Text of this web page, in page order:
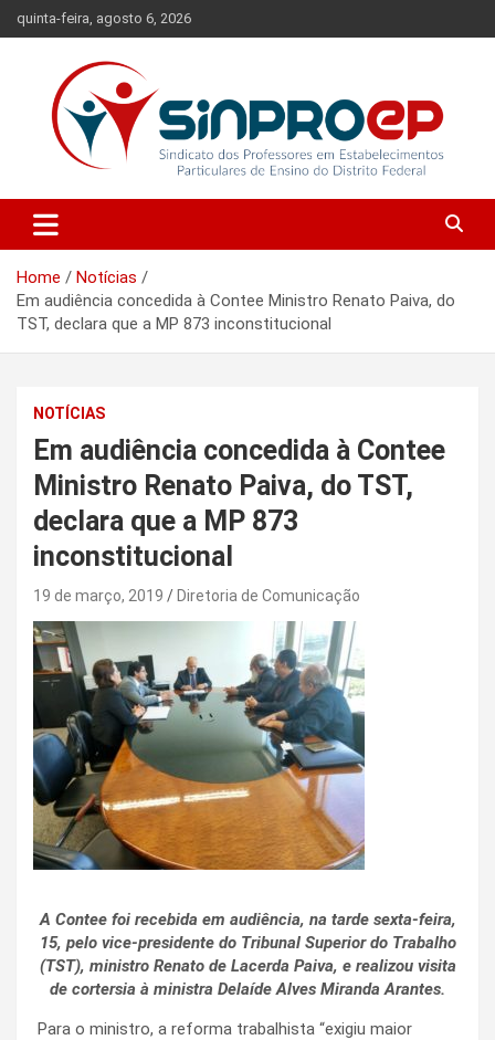
to
quinta-feira, agosto 6, 2026
Sinproep-DF
Ensino do Distrito Federal
Home
Notícias
Em audiência concedida à Contee Ministro Renato Paiva, do
TST, declara que a MP 873 inconstitucional
NOTÍCIAS
Em audiência concedida à Contee
Ministro Renato Paiva, do TST,
declara que a MP 873
inconstitucional
19 de março, 2019 Diretoria de Comunicação
A Contee foi recebida em audiência, na tarde sexta-feira,
15, pelo vice-presidente do Tribunal Superior do Trabalho
(TST), ministro Renato de Lacerda Paiva, e realizou visita
de cortersia à ministra Delaíde Alves Miranda Arantes.
Para o ministro, a reforma trabalhista “exigiu maior